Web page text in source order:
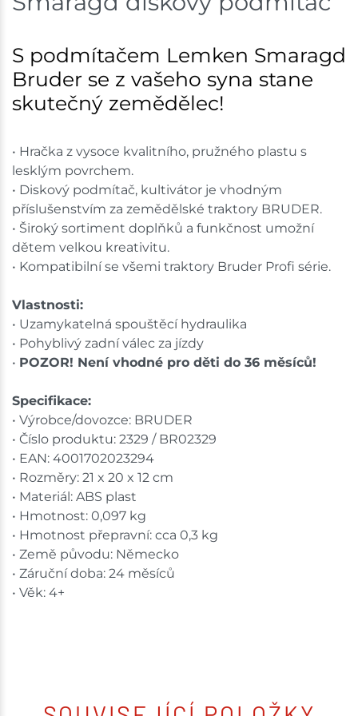
shopu.
S podmítačem Lemken Smaragd
Bruder se z vašeho syna stane
skutečný zemědělec!
• Hračka z vysoce kvalitního, pružného plastu s
lesklým povrchem.
• Diskový podmítač, kultivátor je vhodným
příslušenstvím za zemědělské traktory BRUDER.
• Široký sortiment doplňků a funkčnost umožní
dětem velkou kreativitu.
• Kompatibilní se všemi traktory Bruder Profi série.
Vlastnosti:
• Uzamykatelná spouštěcí hydraulika
• Pohyblivý zadní válec za jízdy
• POZOR! Není vhodné pro děti do 36 měsíců!
Specifikace:
• Výrobce/dovozce: BRUDER
• Číslo produktu: 2329 / BR02329
• EAN: 4001702023294
• Rozměry: 21 x 20 x 12 cm
• Materiál: ABS plast
• Hmotnost: 0,097 kg
• Hmotnost přepravní: cca 0,3 kg
• Země původu: Německo
• Záruční doba: 24 měsíců
• Věk: 4+